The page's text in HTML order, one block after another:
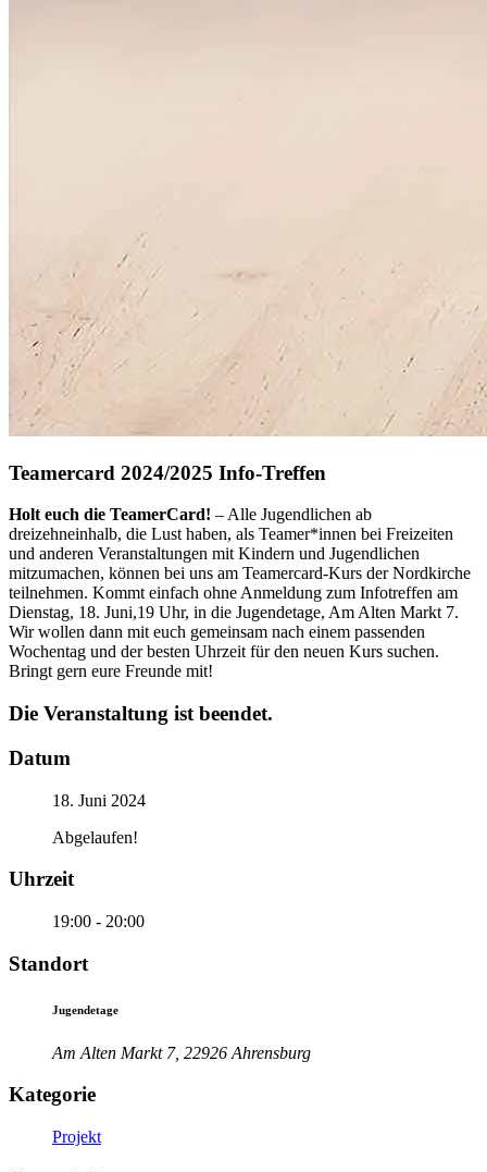
Teamercard 2024/2025 Info-Treffen
Holt euch die TeamerCard! – Alle Jugendlichen ab
dreizehneinhalb, die Lust haben, als Teamer*innen bei Freizeiten
und anderen Veranstaltungen mit Kindern und Jugendlichen
mitzumachen, können bei uns am Teamercard-Kurs der Nordkirche
teilnehmen. Kommt einfach ohne Anmeldung zum Infotreffen am
Dienstag, 18. Juni,19 Uhr, in die Jugendetage, Am Alten Markt 7.
Wir wollen dann mit euch gemeinsam nach einem passenden
Wochentag und der besten Uhrzeit für den neuen Kurs suchen.
Bringt gern eure Freunde mit!
Die Veranstaltung ist beendet.
Datum
18. Juni 2024
Abgelaufen!
Uhrzeit
19:00 - 20:00
Standort
Jugendetage
Am Alten Markt 7, 22926 Ahrensburg
Kategorie
Projekt